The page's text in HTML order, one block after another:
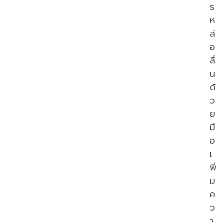
ร
ห
ล่
อ
ลื่
น
ด้
ว
ย
มื
อ
เ
พิ่
ม
ค
ว